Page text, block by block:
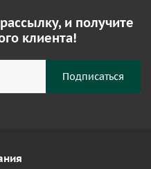
и получите
клиента!